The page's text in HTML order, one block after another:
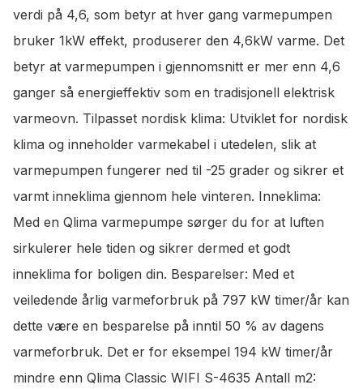
verdi på 4,6, som betyr at hver gang varmepumpen
bruker 1kW effekt, produserer den 4,6kW varme. Det
betyr at varmepumpen i gjennomsnitt er mer enn 4,6
ganger så energieffektiv som en tradisjonell elektrisk
varmeovn. Tilpasset nordisk klima: Utviklet for nordisk
klima og inneholder varmekabel i utedelen, slik at
varmepumpen fungerer ned til -25 grader og sikrer et
varmt inneklima gjennom hele vinteren. Inneklima:
Med en Qlima varmepumpe sørger du for at luften
sirkulerer hele tiden og sikrer dermed et godt
inneklima for boligen din. Besparelser: Med et
veiledende årlig varmeforbruk på 797 kW timer/år kan
dette være en besparelse på inntil 50 % av dagens
varmeforbruk. Det er for eksempel 194 kW timer/år
mindre enn Qlima Classic WIFI S-4635 Antall m2: